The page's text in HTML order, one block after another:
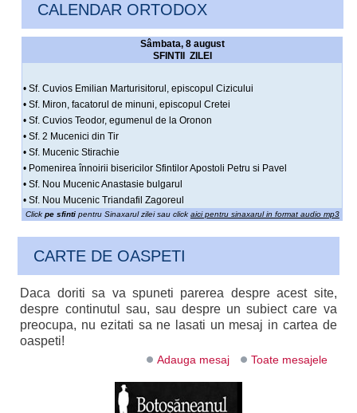
CALENDAR ORTODOX
Sâmbata, 8 august
SFINTII ZILEI
• Sf. Cuvios Emilian Marturisitorul, episcopul Cizicului
• Sf. Miron, facatorul de minuni, episcopul Cretei
• Sf. Cuvios Teodor, egumenul de la Oronon
• Sf. 2 Mucenici din Tir
• Sf. Mucenic Stirachie
• Pomenirea înnoirii bisericilor Sfintilor Apostoli Petru si Pavel
• Sf. Nou Mucenic Anastasie bulgarul
• Sf. Nou Mucenic Triandafil Zagoreul
Click pe sfintipentru Sinaxarul zilei sau click aici pentru sinaxarul in format audio mp3
CARTE DE OASPETI
Daca doriti sa va spuneti parerea despre acest site,
despre continutul sau, sau despre un subiect care va
preocupa, nu ezitati sa ne lasati un mesaj in cartea de
oaspeti!
Adauga mesaj Toate mesajele